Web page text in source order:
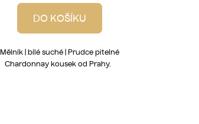
DO KOŠÍKU
Mělník | bílé suché | Prudce pitelné
Chardonnay kousek od Prahy.